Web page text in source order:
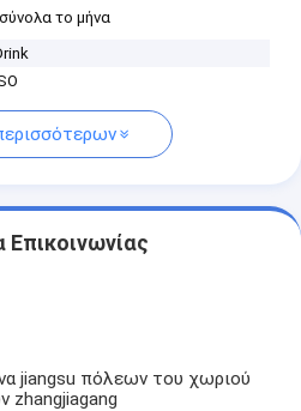
το μήνα
Επικοινωνίας
jiangsu πόλεων του χωριού
zhangjiagang